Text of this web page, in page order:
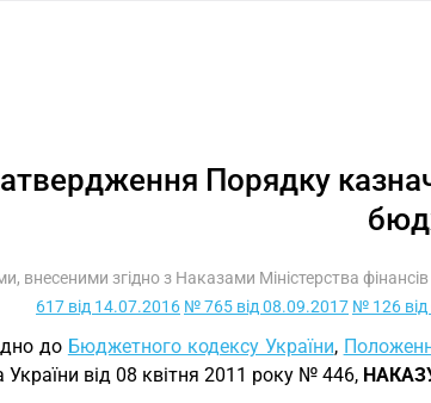
Порядку
внесеними згідно з Наказами Міністерства фінансів
617 від 14.07.2016 № 765 від 08.09.2017 № 126
до Бюджетного кодексу України,
України від 08 квітня 2011 року № 446,